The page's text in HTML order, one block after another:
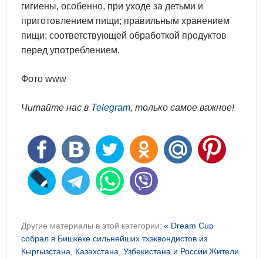
гигиены, особенно, при уходе за детьми и
приготовлением пищи; правильным хранением
пищи; соответствующей обработкой продуктов
перед употреблением.
Фото www
Читайте нас в Telegram, только самое важное!
Другие материалы в этой категории: « Dream Cup
собрал в Бишкеке сильнейших тхэквондистов из
Кыргызстана, Казахстана, Узбекистана и России Жители